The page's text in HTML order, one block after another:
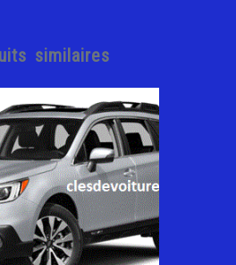
similaires